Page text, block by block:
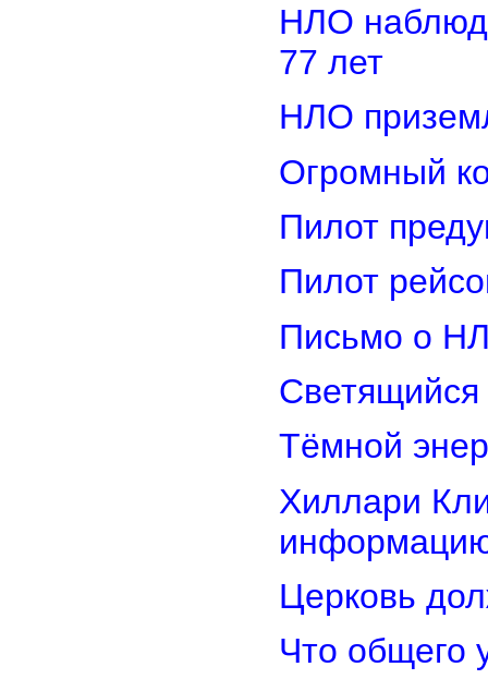
НЛО
77 лет
НЛО
Огромный
Пилот
Пилот
Письмо о
Светящийся
Тёмной
Хиллари
Церковь
Что общего